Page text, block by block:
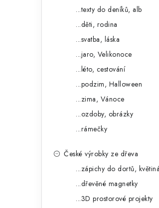
...texty do deníků, alb
...děti, rodina
...svatba, láska
...jaro, Velikonoce
...léto, cestování
...podzim, Halloween
...zima, Vánoce
...ozdoby, obrázky
...rámečky
České výrobky ze dřeva
...zápichy do dortů,
...dřevěné magnetky
...3D prostorové projekty